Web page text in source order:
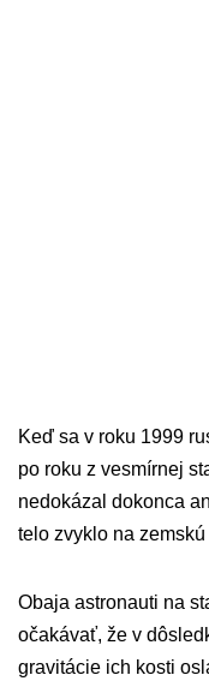
Keď sa v roku 1999
po roku z vesmírnej
nedokázal dokonca
telo zvyklo na
Obaja astronauti na
očakávať, že v
gravitácie ich kosti